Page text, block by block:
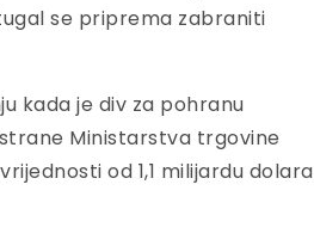
se priprema zabraniti
kada je div za pohranu
Ministarstva trgovine
od 1,1 milijardu dolara